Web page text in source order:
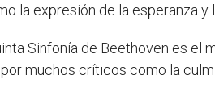
la expresión de la esperanza y
Sinfonía de Beethoven es el
muchos críticos como la